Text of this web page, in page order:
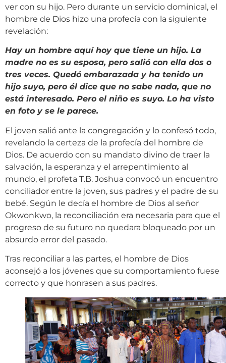
ver con su hijo. Pero durante un servicio dominical, el
hombre de Dios hizo una profecía con la siguiente
revelación:
Hay un hombre aquí hoy que tiene un hijo. La
madre no es su esposa, pero salió con ella dos o
tres veces. Quedó embarazada y ha tenido un
hijo suyo, pero él dice que no sabe nada, que no
está interesado. Pero el niño es suyo. Lo ha visto
en foto y se le parece.
El joven salió ante la congregación y lo confesó todo,
revelando la certeza de la profecía del hombre de
Dios. De acuerdo con su mandato divino de traer la
salvación, la esperanza y el arrepentimiento al
mundo, el profeta T.B. Joshua convocó un encuentro
conciliador entre la joven, sus padres y el padre de su
bebé. Según le decía el hombre de Dios al señor
Okwonkwo, la reconciliación era necesaria para que el
progreso de su futuro no quedara bloqueado por un
absurdo error del pasado.
Tras reconciliar a las partes, el hombre de Dios
aconsejó a los jóvenes que su comportamiento fuese
correcto y que honrasen a sus padres.